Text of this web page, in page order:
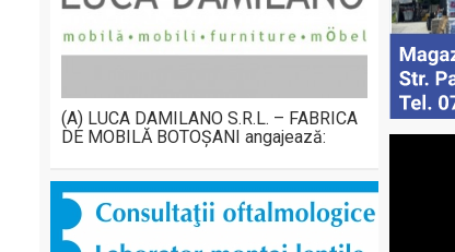
(A) LUCA DAMILANO S.R.L. – FABRICA
DE MOBILĂ BOTOȘANI angajează: